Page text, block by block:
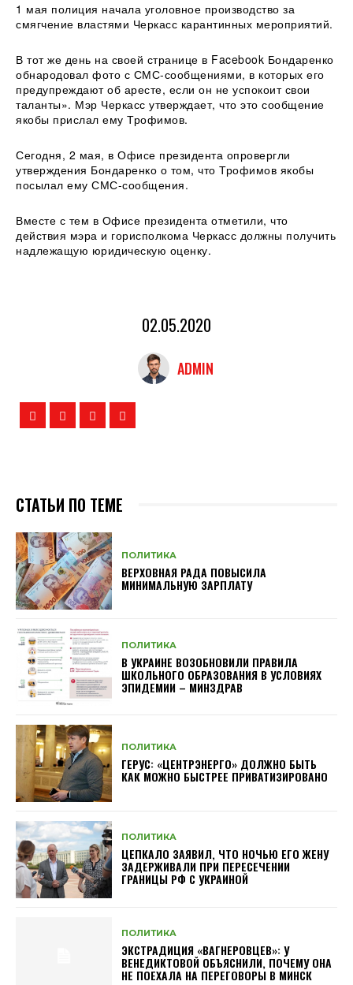
1 мая полиция начала уголовное производство за
смягчение властями Черкасс карантинных мероприятий.
В тот же день на своей странице в Facebook Бондаренко
обнародовал фото с СМС-сообщениями, в которых его
предупреждают об аресте, если он не успокоит свои
таланты». Мэр Черкасс утверждает, что это сообщение
якобы прислал ему Трофимов.
Сегодня, 2 мая, в Офисе президента опровергли
утверждения Бондаренко о том, что Трофимов якобы
посылал ему СМС-сообщения.
Вместе с тем в Офисе президента отметили, что
действия мэра и горисполкома Черкасс должны получить
надлежащую юридическую оценку.
02.05.2020
ADMIN
СТАТЬИ ПО ТЕМЕ
ПОЛИТИКА
ВЕРХОВНАЯ РАДА ПОВЫСИЛА
МИНИМАЛЬНУЮ ЗАРПЛАТУ
ПОЛИТИКА
В УКРАИНЕ ВОЗОБНОВИЛИ ПРАВИЛА
ШКОЛЬНОГО ОБРАЗОВАНИЯ В УСЛОВИЯХ
ЭПИДЕМИИ – МИНЗДРАВ
ПОЛИТИКА
ГЕРУС: «ЦЕНТРЭНЕРГО» ДОЛЖНО БЫТЬ
КАК МОЖНО БЫСТРЕЕ ПРИВАТИЗИРОВАНО
ПОЛИТИКА
ЦЕПКАЛО ЗАЯВИЛ, ЧТО НОЧЬЮ ЕГО ЖЕНУ
ЗАДЕРЖИВАЛИ ПРИ ПЕРЕСЕЧЕНИИ
ГРАНИЦЫ РФ С УКРАИНОЙ
ПОЛИТИКА
ЭКСТРАДИЦИЯ «ВАГНЕРОВЦЕВ»: У
ВЕНЕДИКТОВОЙ ОБЪЯСНИЛИ, ПОЧЕМУ ОНА
НЕ ПОЕХАЛА НА ПЕРЕГОВОРЫ В МИНСК